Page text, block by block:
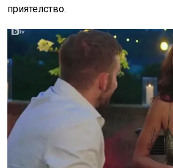
приятелство.